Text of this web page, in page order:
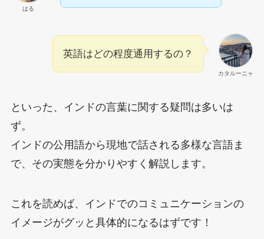
はる
カタルーニャ
英語はどの程度通用するの？
といった、インドの言葉に関する疑問は多いは
ず。
インドの公用語から現地で話される多様な言語ま
で、その実態を分かりやすく解説します。
これを読めば、インドでのコミュニケーションの
イメージがグッと具体的になるはずです！